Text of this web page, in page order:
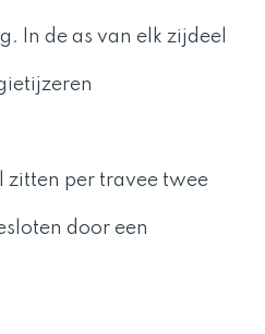
In de as van elk zijdeel
zitten per travee twee
door een